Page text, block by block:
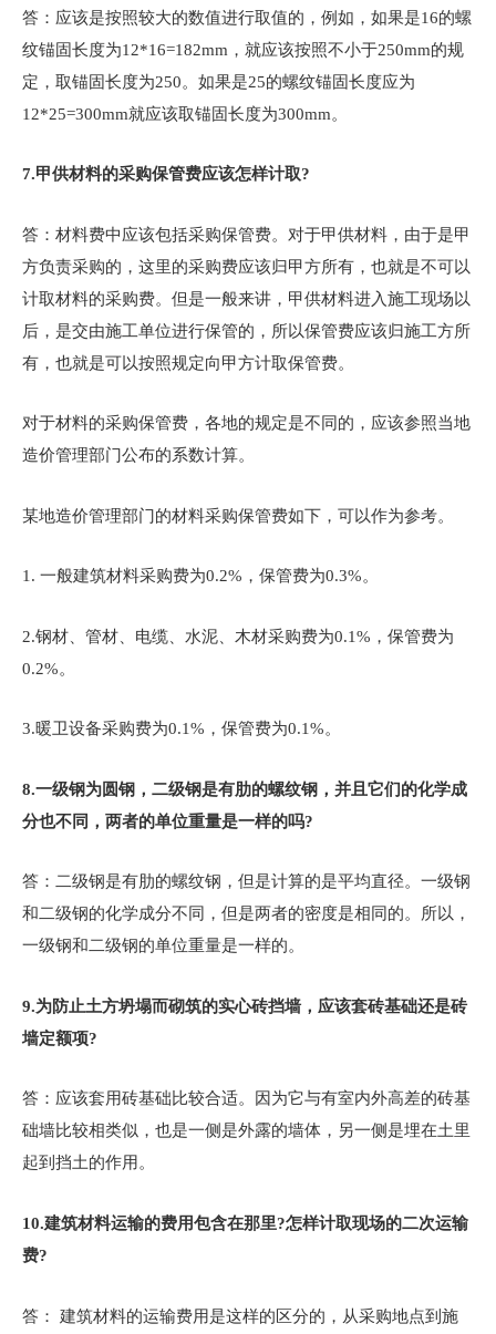
答：应该是按照较大的数值进行取值的，例如，如果是16的螺
纹锚固长度为12*16=182mm，就应该按照不小于250mm的规
定，取锚固长度为250。如果是25的螺纹锚固长度应为
12*25=300mm就应该取锚固长度为300mm。
7.甲供材料的采购保管费应该怎样计取?
答：材料费中应该包括采购保管费。对于甲供材料，由于是甲
方负责采购的，这里的采购费应该归甲方所有，也就是不可以
计取材料的采购费。但是一般来讲，甲供材料进入施工现场以
后，是交由施工单位进行保管的，所以保管费应该归施工方所
有，也就是可以按照规定向甲方计取保管费。
对于材料的采购保管费，各地的规定是不同的，应该参照当地
造价管理部门公布的系数计算。
某地造价管理部门的材料采购保管费如下，可以作为参考。
1. 一般建筑材料采购费为0.2%，保管费为0.3%。
2.钢材、管材、电缆、水泥、木材采购费为0.1%，保管费为
0.2%。
3.暖卫设备采购费为0.1%，保管费为0.1%。
8.一级钢为圆钢，二级钢是有肋的螺纹钢，并且它们的化学成
分也不同，两者的单位重量是一样的吗?
答：二级钢是有肋的螺纹钢，但是计算的是平均直径。一级钢
和二级钢的化学成分不同，但是两者的密度是相同的。所以，
一级钢和二级钢的单位重量是一样的。
9.为防止土方坍塌而砌筑的实心砖挡墙，应该套砖基础还是砖
墙定额项?
答：应该套用砖基础比较合适。因为它与有室内外高差的砖基
础墙比较相类似，也是一侧是外露的墙体，另一侧是埋在土里
起到挡土的作用。
10.建筑材料运输的费用包含在那里?怎样计取现场的二次运输
费?
答： 建筑材料的运输费用是这样的区分的，从采购地点到施